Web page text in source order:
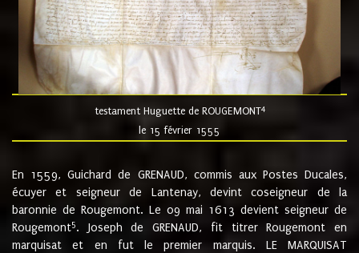
testament Huguette de ROUGEMONT4
le 15 février 1555
En 1559, Guichard de GRENAUD, commis aux Postes Ducales,
écuyer et seigneur de Lantenay, devint coseigneur de la
baronnie de Rougemont. Le 09 mai 1613 devient seigneur de
Rougemont5. Joseph de GRENAUD, fit titrer Rougemont en
marquisat et en fut le premier marquis. LE MARQUISAT